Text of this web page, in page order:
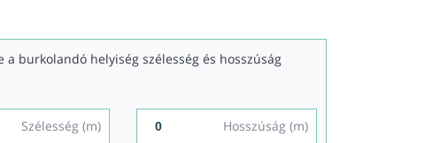
a burkolandó helyiség szélesség és hosszúság
Szélesség (m) Hosszúság (m)